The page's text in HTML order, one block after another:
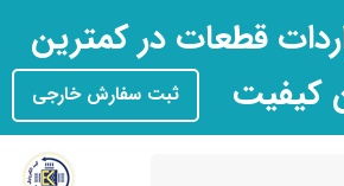
قطعات در کمترین
کیفیت
ثبت سفارش خارجی